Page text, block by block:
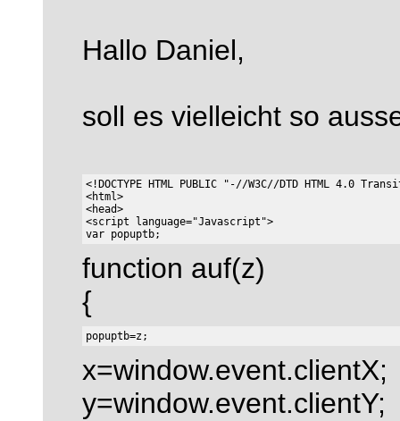
Hallo Daniel,
soll es vielleicht so
<!DOCTYPE HTML PUBLIC "-//W3C//DTD HTML 4.0
<html>
<head>
<script language="Javascript">
function auf(z)
{
x=window.event.clientX;
y=window.event.clientY;